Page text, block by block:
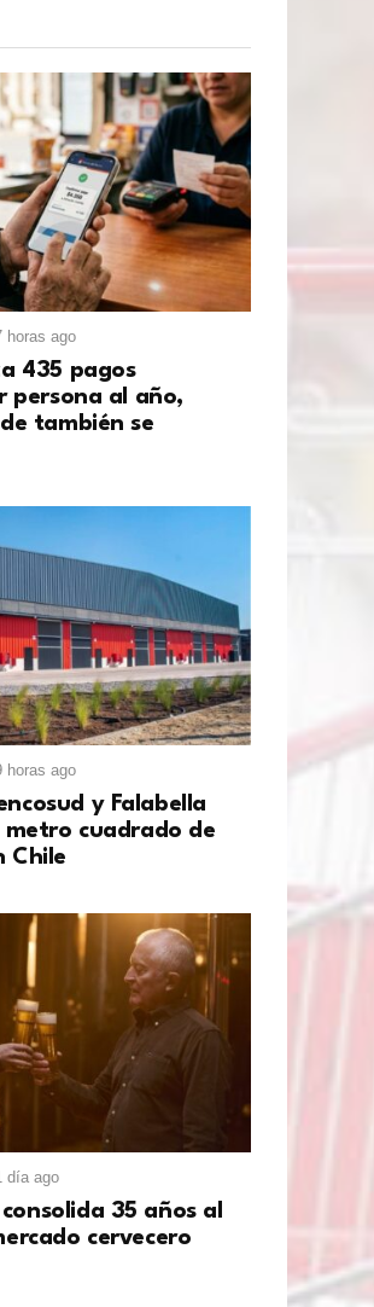
horas ago
435 pagos
persona al año,
también se
horas ago
y Falabella
metro cuadrado de
Chile
día ago
35 años al
cervecero